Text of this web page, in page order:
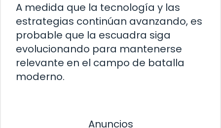
A medida que la tecnología y las
estrategias continúan avanzando, es
probable que la escuadra siga
evolucionando para mantenerse
relevante en el campo de batalla
moderno.
Anuncios